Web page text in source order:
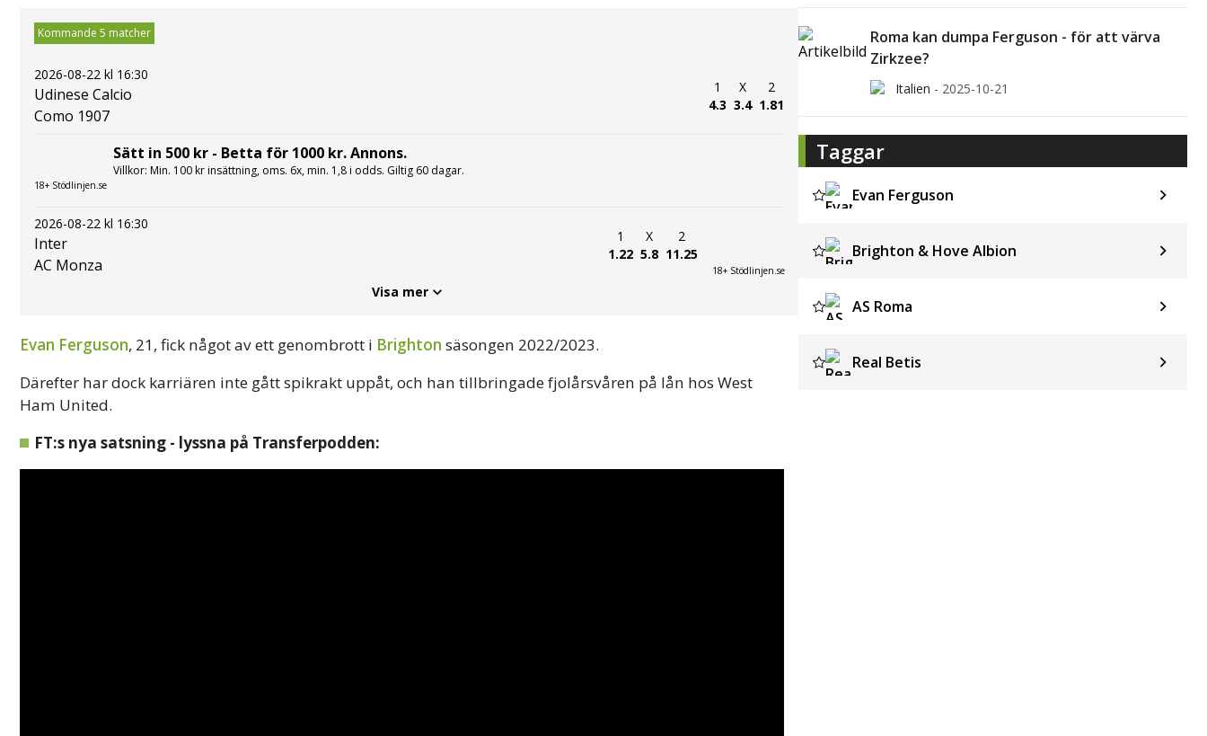
Kommande 5 matcher
2026-08-22 kl 16:30
Udinese Calcio
Como 1907
1
4.3
X
3.4
2
1.81
18+ Stödlinjen.se
Sätt in 500 kr - Betta för 1000 kr. Annons.
Villkor: Min. 100 kr insättning, oms. 6x, min. 1,8 i odds. Giltig 60 dagar.
2026-08-22 kl 16:30
Inter
AC Monza
1
1.22
X
5.8
2
11.25
18+ Stödlinjen.se
Visa mer
Evan Ferguson, 21, fick något av ett genombrott i Brighton säsongen 2022/2023.
Därefter har dock karriären inte gått spikrakt uppåt, och han tillbringade fjolårsvåren på lån hos West
Ham United.
FT:s nya satsning - lyssna på Transferpodden:
Roma kan dumpa Ferguson - för att värva
Zirkzee?
Italien - 2025-10-21
Taggar
Evan Ferguson
Brighton & Hove Albion
AS Roma
Real Betis